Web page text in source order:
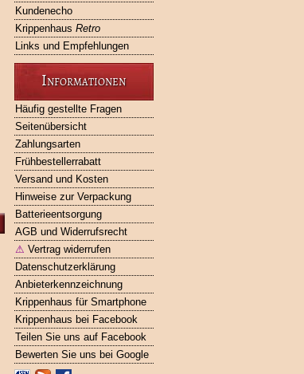
Kundenecho
Krippenhaus Retro
Links und Empfehlungen
Informationen
Häufig gestellte Fragen
Seitenübersicht
Zahlungsarten
Frühbestellerrabatt
Versand und Kosten
Hinweise zur Verpackung
Batterieentsorgung
AGB und Widerrufsrecht
⚠ Vertrag widerrufen
Datenschutzerklärung
Anbieterkennzeichnung
Krippenhaus für Smartphone
Krippenhaus bei Facebook
Teilen Sie uns auf Facebook
Bewerten Sie uns bei Google